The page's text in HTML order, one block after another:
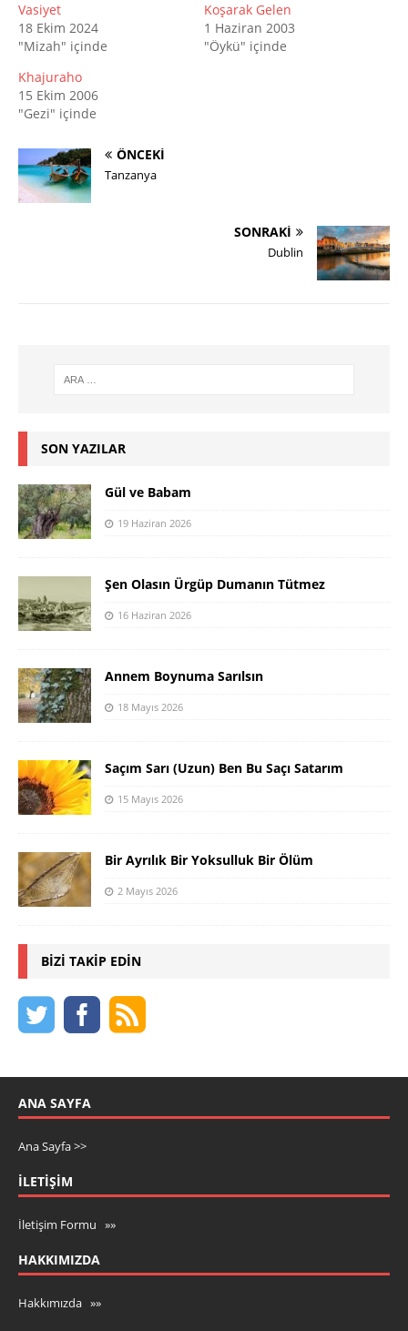
Vasiyet
18 Ekim 2024
"Mizah" içinde
Koşarak Gelen
1 Haziran 2003
"Öykü" içinde
Khajuraho
15 Ekim 2006
"Gezi" içinde
ÖNCEKI
Tanzanya
SONRAKI
Dublin
SON YAZILAR
Gül ve Babam
19 Haziran 2026
Şen Olasın Ürgüp Dumanın Tütmez
16 Haziran 2026
Annem Boynuma Sarılsın
18 Mayıs 2026
Saçım Sarı (Uzun) Ben Bu Saçı Satarım
15 Mayıs 2026
Bir Ayrılık Bir Yoksulluk Bir Ölüm
2 Mayıs 2026
BIZI TAKIP EDIN
ANA SAYFA
Ana Sayfa >>
İLETIŞIM
İletişim Formu »»
HAKKIMIZDA
Hakkımızda »»